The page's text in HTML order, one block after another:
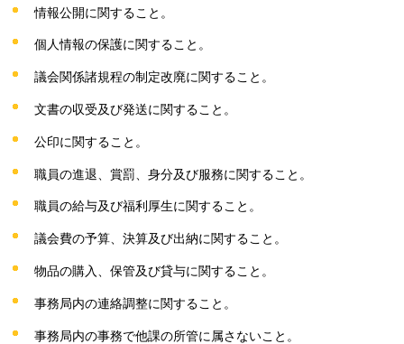
情報公開に関すること。
個人情報の保護に関すること。
議会関係諸規程の制定改廃に関すること。
文書の収受及び発送に関すること。
公印に関すること。
職員の進退、賞罰、身分及び服務に関すること。
職員の給与及び福利厚生に関すること。
議会費の予算、決算及び出納に関すること。
物品の購入、保管及び貸与に関すること。
事務局内の連絡調整に関すること。
事務局内の事務で他課の所管に属さないこと。